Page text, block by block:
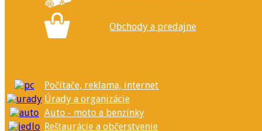
Obchody a predajne
Počítače, reklama, internet
Úrady a organizácie
Auto - moto a benzínky
Reštaurácie a občerstvenie